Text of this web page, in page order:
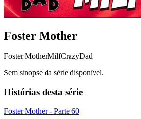
Foster Mother
Foster MotherMilfCrazyDad
Sem sinopse da série disponível.
Histórias desta série
Foster Mother - Parte 60